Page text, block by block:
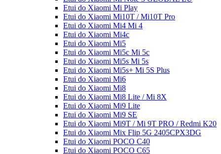
Etui do Xiaomi Mi Play
Etui do Xiaomi Mi10T / Mi10T Pro
Etui do Xiaomi Mi4 Mi 4
Etui do Xiaomi Mi4c
Etui do Xiaomi Mi5
Etui do Xiaomi Mi5c Mi 5c
Etui do Xiaomi Mi5s Mi 5s
Etui do Xiaomi Mi5s+ Mi 5S Plus
Etui do Xiaomi Mi6
Etui do Xiaomi Mi8
Etui do Xiaomi Mi8 Lite / Mi 8X
Etui do Xiaomi Mi9 Lite
Etui do Xiaomi Mi9 SE
Etui do Xiaomi Mi9T / Mi 9T PRO / Redmi K20
Etui do Xiaomi Mix Flip 5G 2405CPX3DG
Etui do Xiaomi POCO C40
Etui do Xiaomi POCO C65